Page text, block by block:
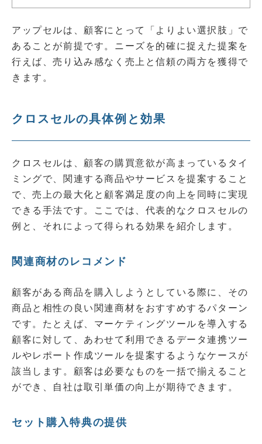
アップセルは、顧客にとって「よりよい選択肢」で
あることが前提です。ニーズを的確に捉えた提案を
行えば、売り込み感なく売上と信頼の両方を獲得で
きます。
クロスセルの具体例と効果
クロスセルは、顧客の購買意欲が高まっているタイ
ミングで、関連する商品やサービスを提案すること
で、売上の最大化と顧客満足度の向上を同時に実現
できる手法です。ここでは、代表的なクロスセルの
例と、それによって得られる効果を紹介します。
関連商材のレコメンド
顧客がある商品を購入しようとしている際に、その
商品と相性の良い関連商材をおすすめするパターン
です。たとえば、マーケティングツールを導入する
顧客に対して、あわせて利用できるデータ連携ツー
ルやレポート作成ツールを提案するようなケースが
該当します。顧客は必要なものを一括で揃えること
ができ、自社は取引単価の向上が期待できます。
セット購入特典の提供